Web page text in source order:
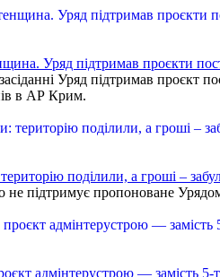
Уряд підтримав проєкти
Уряд підтримав проєкт
в АР Крим.
поділили, а гроші –
підтримує пропоноване
адмінтерустрою — замість 5-